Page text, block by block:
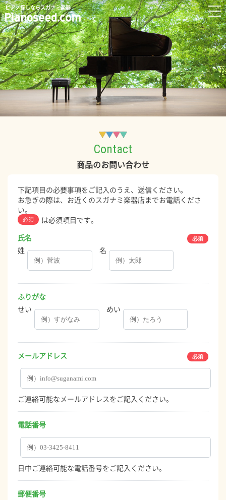
ピアノ探しならスガナミ楽器
Contact
商品のお問い合わせ
下記項目の必要事項をご記入のうえ、送信ください。
お急ぎの際は、お近くのスガナミ楽器店までお電話くださ
い。
必須
は必須項目です。
氏名
姓
名
ふりがな
せい
めい
メールアドレス
ご連絡可能なメールアドレスをご記入ください。
電話番号
日中ご連絡可能な電話番号をご記入ください。
郵便番号